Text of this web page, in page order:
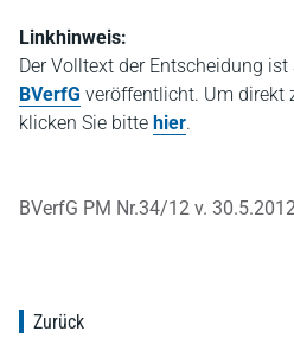
Linkhinweis:
Der Volltext der Entscheidung
BVerfG veröffentlicht. Um direkt
klicken Sie bitte hier.
BVerfG PM Nr.34/12 v.
Zurück